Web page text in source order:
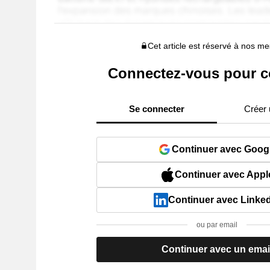
Cet article est réservé à nos
Connectez-vous pour
Se connecter Créer
Continuer avec
Continuer avec
Continuer avec
ou par email
Continuer avec un email